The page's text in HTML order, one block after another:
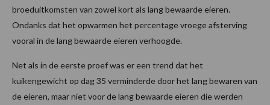
broeduitkomsten van zowel kort als lang bewaarde eieren.
Ondanks dat het opwarmen het percentage vroege afsterving
vooral in de lang bewaarde eieren verhoogde.
Net als in de eerste proef was er een trend dat het
kuikengewicht op dag 35 verminderde door het lang bewaren van
de eieren, maar niet voor de lang bewaarde eieren die werden